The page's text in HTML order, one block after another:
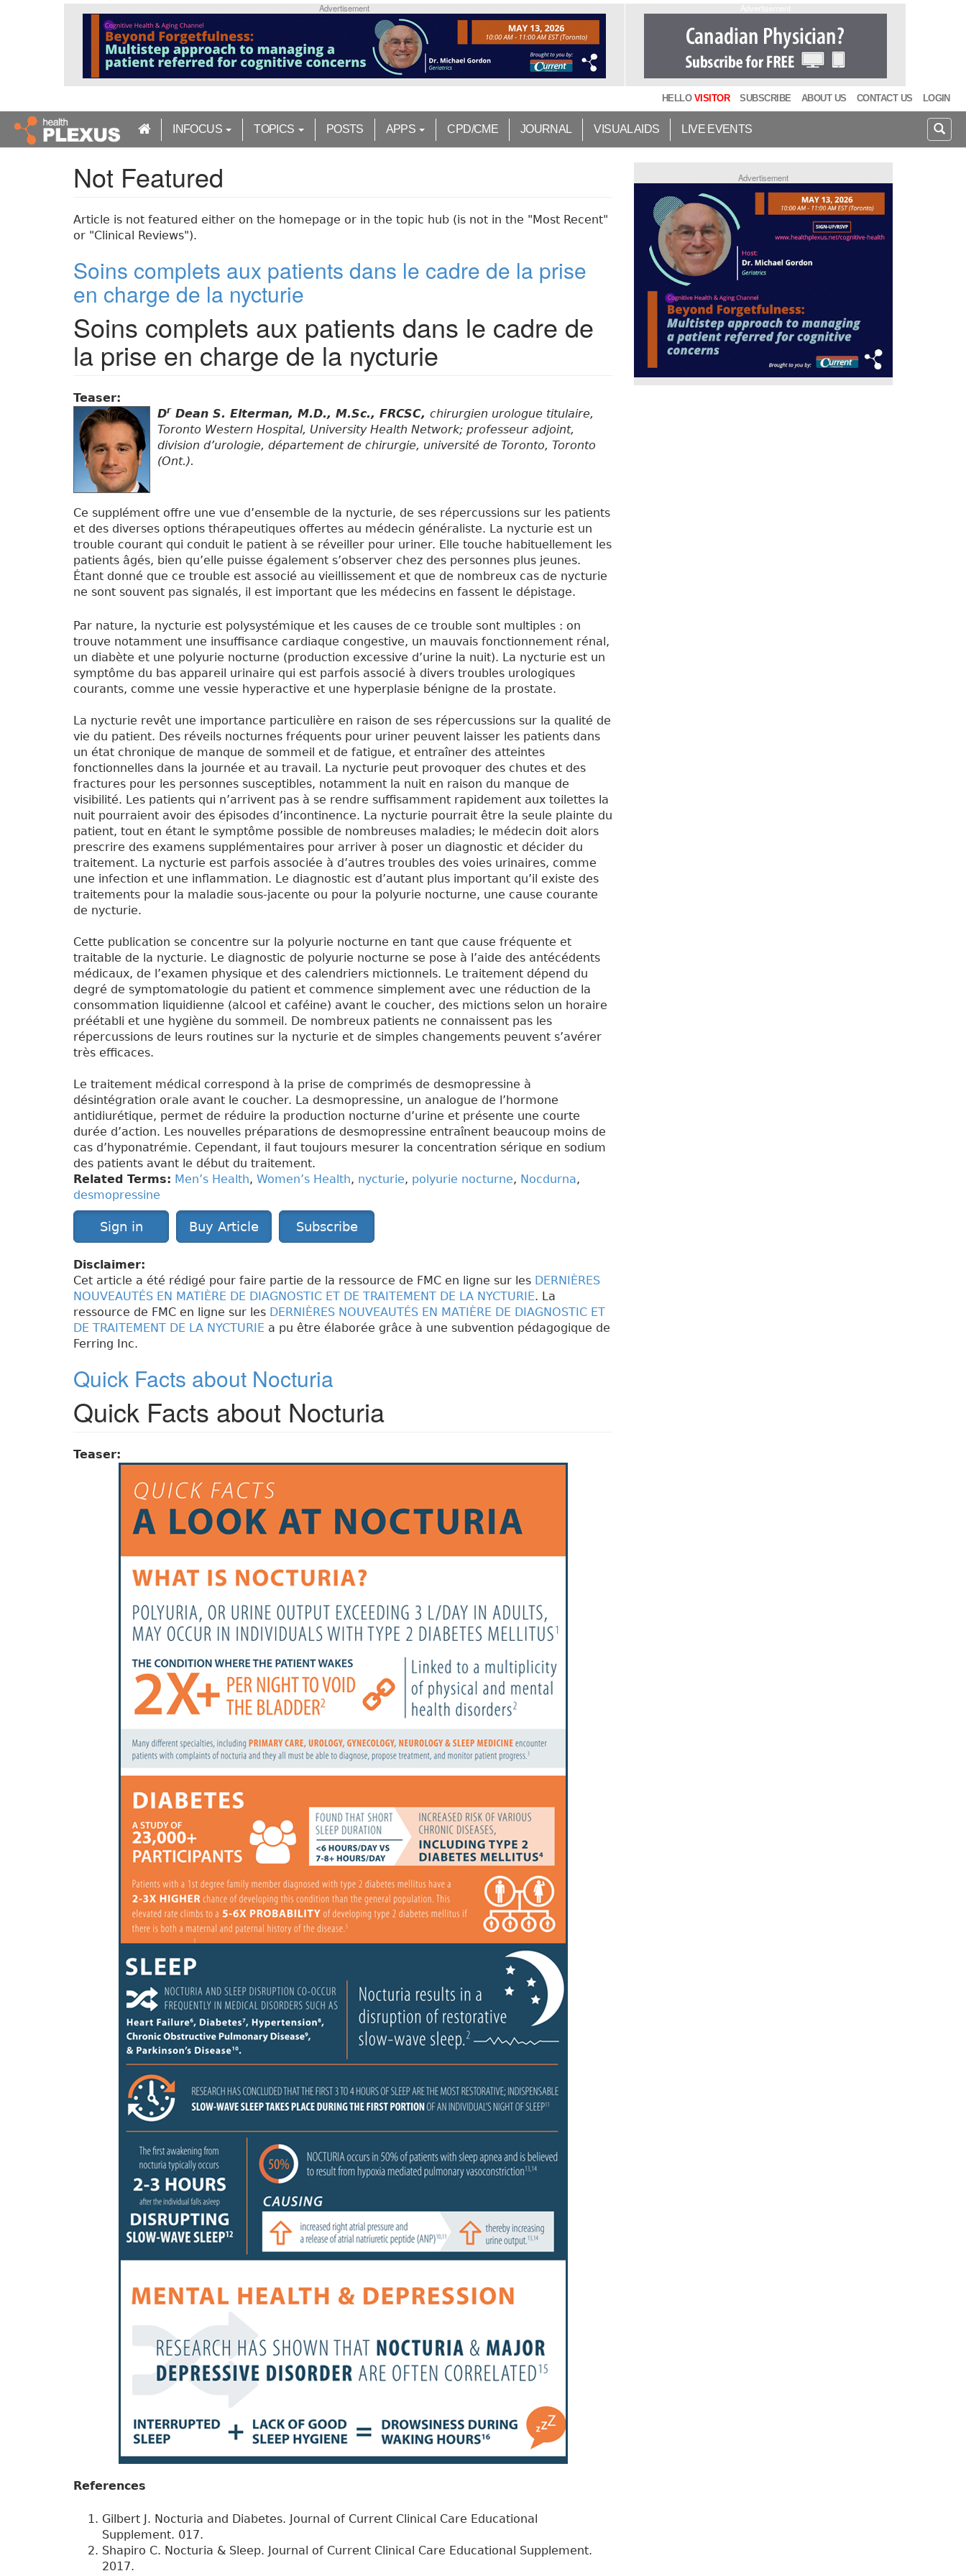
n
Advertisement
HELLO VISITOR SUBSCRIBE ABOUT US CONTACT US LOGIN
INFOCUS TOPICS POSTS APPS CPD/CME JOURNAL VISUAL AIDS LIVE EVENTS
Not Featured
Article is not featured either on the homepage or in the topic hub (is not in the "Most Recent"
or "Clinical Reviews").
Soins complets aux patients dans le cadre de la prise
en charge de la nycturie
Soins complets aux patients dans le cadre de
la prise en charge de la nycturie
Teaser:
Dr Dean S. Elterman, M.D., M.Sc., FRCSC, chirurgien urologue titulaire,
Toronto Western Hospital, University Health Network; professeur adjoint,
division d’urologie, département de chirurgie, université de Toronto, Toronto
(Ont.).
Ce supplément offre une vue d’ensemble de la nycturie, de ses répercussions sur les patients
et des diverses options thérapeutiques offertes au médecin généraliste. La nycturie est un
trouble courant qui conduit le patient à se réveiller pour uriner. Elle touche habituellement les
patients âgés, bien qu’elle puisse également s’observer chez des personnes plus jeunes.
Étant donné que ce trouble est associé au vieillissement et que de nombreux cas de nycturie
ne sont souvent pas signalés, il est important que les médecins en fassent le dépistage.
Par nature, la nycturie est polysystémique et les causes de ce trouble sont multiples : on
trouve notamment une insuffisance cardiaque congestive, un mauvais fonctionnement rénal,
un diabète et une polyurie nocturne (production excessive d’urine la nuit). La nycturie est un
symptôme du bas appareil urinaire qui est parfois associé à divers troubles urologiques
courants, comme une vessie hyperactive et une hyperplasie bénigne de la prostate.
La nycturie revêt une importance particulière en raison de ses répercussions sur la qualité de
vie du patient. Des réveils nocturnes fréquents pour uriner peuvent laisser les patients dans
un état chronique de manque de sommeil et de fatigue, et entraîner des atteintes
fonctionnelles dans la journée et au travail. La nycturie peut provoquer des chutes et des
fractures pour les personnes susceptibles, notamment la nuit en raison du manque de
visibilité. Les patients qui n’arrivent pas à se rendre suffisamment rapidement aux toilettes la
nuit pourraient avoir des épisodes d’incontinence. La nycturie pourrait être la seule plainte du
patient, tout en étant le symptôme possible de nombreuses maladies; le médecin doit alors
prescrire des examens supplémentaires pour arriver à poser un diagnostic et décider du
traitement. La nycturie est parfois associée à d’autres troubles des voies urinaires, comme
une infection et une inflammation. Le diagnostic est d’autant plus important qu’il existe des
traitements pour la maladie sous-jacente ou pour la polyurie nocturne, une cause courante
de nycturie.
Cette publication se concentre sur la polyurie nocturne en tant que cause fréquente et
traitable de la nycturie. Le diagnostic de polyurie nocturne se pose à l’aide des antécédents
médicaux, de l’examen physique et des calendriers mictionnels. Le traitement dépend du
degré de symptomatologie du patient et commence simplement avec une réduction de la
consommation liquidienne (alcool et caféine) avant le coucher, des mictions selon un horaire
préétabli et une hygiène du sommeil. De nombreux patients ne connaissent pas les
répercussions de leurs routines sur la nycturie et de simples changements peuvent s’avérer
très efficaces.
Le traitement médical correspond à la prise de comprimés de desmopressine à
désintégration orale avant le coucher. La desmopressine, un analogue de l’hormone
antidiurétique, permet de réduire la production nocturne d’urine et présente une courte
durée d’action. Les nouvelles préparations de desmopressine entraînent beaucoup moins de
cas d’hyponatrémie. Cependant, il faut toujours mesurer la concentration sérique en sodium
des patients avant le début du traitement.
Related Terms: Men’s Health, Women’s Health, nycturie, polyurie nocturne, Nocdurna,
desmopressine
Sign in Buy Article Subscribe
Disclaimer:
Cet article a été rédigé pour faire partie de la ressource de FMC en ligne sur les DERNIÈRES
NOUVEAUTÉS EN MATIÈRE DE DIAGNOSTIC ET DE TRAITEMENT DE LA NYCTURIE. La
ressource de FMC en ligne sur les DERNIÈRES NOUVEAUTÉS EN MATIÈRE DE DIAGNOSTIC ET
DE TRAITEMENT DE LA NYCTURIE a pu être élaborée grâce à une subvention pédagogique de
Ferring Inc.
Quick Facts about Nocturia
Quick Facts about Nocturia
Teaser:
References
Gilbert J. Nocturia and Diabetes. Journal of Current Clinical Care Educational
Supplement. 017.
Shapiro C. Nocturia & Sleep. Journal of Current Clinical Care Educational Supplement.
2017.
Advertisement